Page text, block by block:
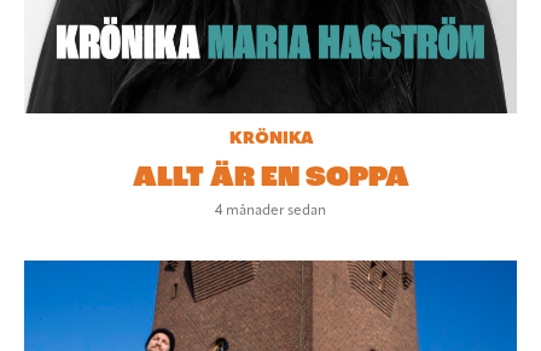
KRÖNIKA
ALLT ÄR EN SOPPA
4 månader sedan